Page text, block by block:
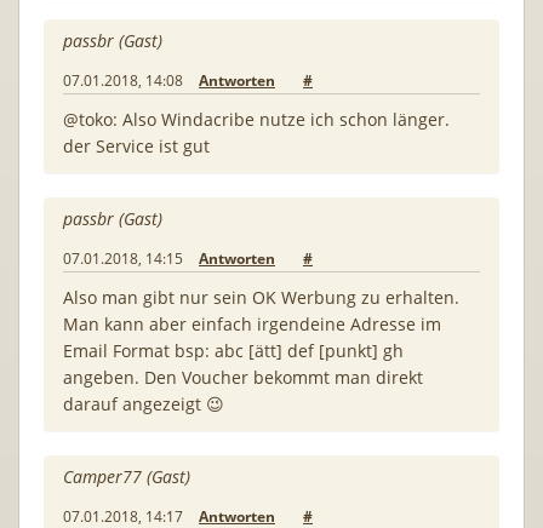
passbr (Gast)
07.01.2018, 14:08 Antworten #
@toko: Also Windacribe nutze ich schon länger.
der Service ist gut
passbr (Gast)
07.01.2018, 14:15 Antworten #
Also man gibt nur sein OK Werbung zu erhalten.
Man kann aber einfach irgendeine Adresse im
Email Format bsp: abc [ätt] def [punkt] gh
angeben. Den Voucher bekommt man direkt
darauf angezeigt 😉
Camper77 (Gast)
07.01.2018, 14:17 Antworten #